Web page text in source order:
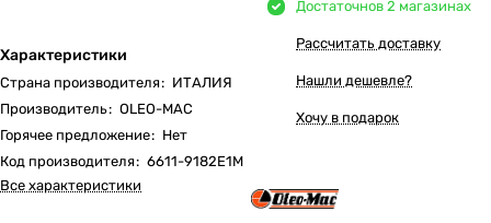
Характеристики
Страна производителя: ИТАЛИЯ
Производитель: OLEO-MAC
Горячее предложение: Нет
Код производителя: 6611-9182E1M
Все характеристики
Достаточнов 2 магазинах
Рассчитать доставку
Нашли дешевле?
Хочу в подарок